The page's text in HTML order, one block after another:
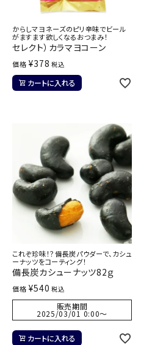
からしマヨネーズのピリ辛味でビール
がますます欲しくなるおつまみ！
セレクト）カラマヨコーン
価格 ¥378 税込
カートに入れる
これぞ珍味！？備長炭パウダーで、カシュ
ーナッツをコーティング！
備長炭カシューナッツ82ｇ
価格 ¥540 税込
販売期間
2025/03/01 0:00〜
カートに入れる